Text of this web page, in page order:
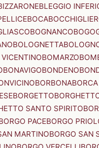
BLEGGIO
BOCA
BOGNANCO
BOLOGNETTA
BOMARZO
BONAVIGOBONDENO
BORBONA
BORGETTO
SANTO SPIRITO
PACEBORGO
MARTINOBORGO SAN